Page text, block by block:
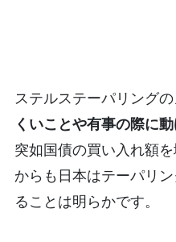
ステルステーパリング
くいことや有事の際に
突如国債の買い入れ額
からも日本はテーパリ
ることは明らかです。